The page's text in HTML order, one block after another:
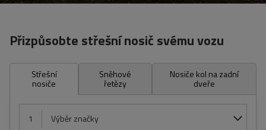
Přizpůsobte střešní nosič svému vozu
Střešní
nosiče
Sněhové
řetězy
Nosiče kol na zadní
dveře
1 Výběr značky